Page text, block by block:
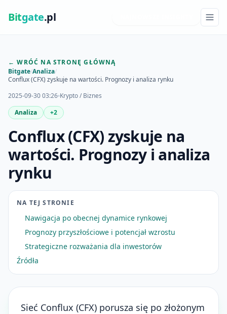
Bitgate.pl
← WRÓĆ NA STRONĘ GŁÓWNĄ
Bitgate/Analiza/
Conflux (CFX) zyskuje na wartości. Prognozy i analiza rynku
2025-09-30 03:26 Krypto / Biznes
Analiza
+2
Conflux (CFX) zyskuje na
wartości. Prognozy i analiza
rynku
NA TEJ STRONIE
Nawigacja po obecnej dynamice rynkowej
Prognozy przyszłościowe i potencjał wzrostu
Strategiczne rozważania dla inwestorów
Źródła
Sieć Conflux (CFX) porusza się po złożonym